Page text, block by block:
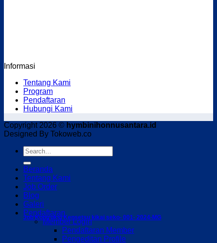
Job Kontruksi Kensetsu kikai seko- 001- 2024-MG
Informasi
Tentang Kami
Program
Pendaftaran
Hubungi Kami
Copyright 2026 © hymbinihonnusantara.id
Designed By Tokoweb.co
Beranda
Tentang Kami
Job Order
Blog
Galeri
Pendaftaran
Member Login
Pendaftaran Member
Pengeditan Profile